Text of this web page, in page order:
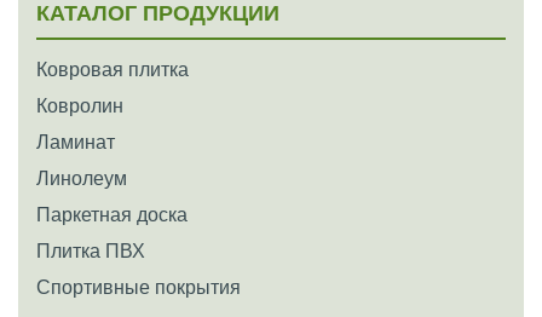
КАТАЛОГ ПРОДУКЦИИ
Ковровая плитка
Ковролин
Ламинат
Линолеум
Паркетная доска
Плитка ПВХ
Спортивные покрытия